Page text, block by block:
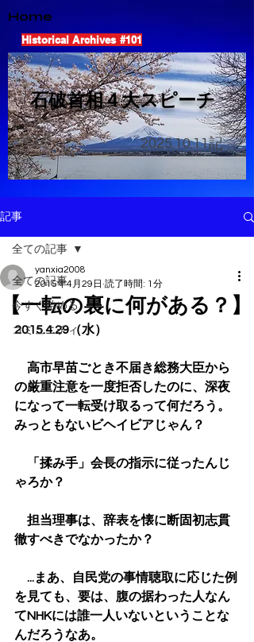
Home
Historical Archives #101
​石破首相４大スピーチ
2025.10.11記
記事
全ての記事
今すぐ始める
コミュニティ
全ての記事
【一転の裏に何がある？】
yanxia2008
2015年4月29日 読了時間: 1分
2015.4.29（水）
高市早苗ごとき不届き総務大臣から
の厳重注意を一度拒否したのに、深夜
になって一転受け取るって何だろう。
みっともないビヘイビアじゃん？
「揉み手」会長の指示に従ったんじ
ゃろか？
担当理事は、辞表を懐に断固初志貫
徹すべきでなかったか？
...まあ、自民党の事情聴取に応じた例
を見ても、要は、腹の据わった人なん
てNHKには誰一人いないということな
んだろうなあ。